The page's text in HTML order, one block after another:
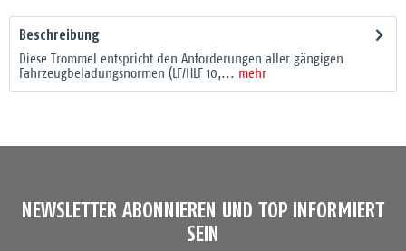
Beschreibung
Diese Trommel entspricht den Anforderungen aller gängigen
Fahrzeugbeladungsnormen (LF/HLF 10,... mehr
NEWSLETTER ABONNIEREN UND TOP INFORMIERT
SEIN